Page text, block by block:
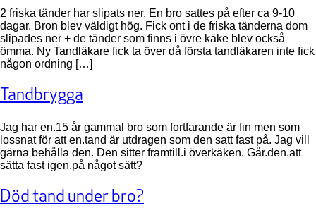
2 friska tänder har slipats ner. En bro sattes på efter ca 9-10
dagar. Bron blev väldigt hög. Fick ont i de friska tänderna dom
slipades ner + de tänder som finns i övre käke blev också
ömma. Ny Tandläkare fick ta över då första tandläkaren inte fick
någon ordning […]
Tandbrygga
Jag har en.15 år gammal bro som fortfarande är fin men som
lossnat för att en.tand är utdragen som den satt fast på. Jag vill
gärna behålla den. Den sitter framtill.i överkäken. Går.den.att
sätta fast igen.på något sätt?
Död tand under bro?